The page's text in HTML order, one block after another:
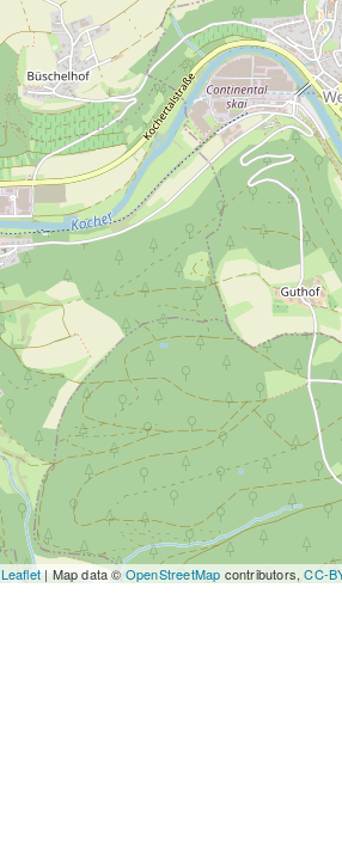
Leaflet| Map data ©OpenStreetMap contributors,CC-